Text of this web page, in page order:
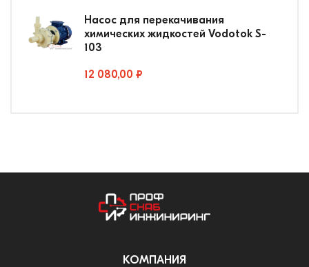
Насос для перекачивания
химических жидкостей Vodotok S-
103
12 080,00 ₽
КОМПАНИЯ